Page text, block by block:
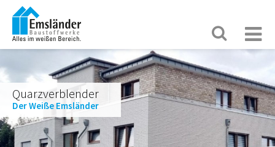
Quarzverblender
Der Weiße Emsländer